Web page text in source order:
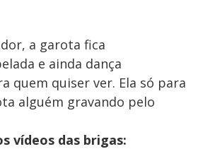
a garota fica
e ainda dança
quem quiser ver. Ela só para
alguém gravando pelo
vídeos das brigas: